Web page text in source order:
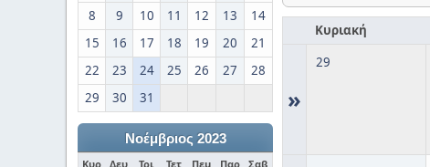
8
9 10 11 12 13
14
15
16 17 18 19 20
21
22
23 24 25 26 27
28
29
30 31
Νοέμβριος 2023
Κυρ Δευ Τρι Τετ Πεμ Παρ Σαβ
Κυριακή
»
29